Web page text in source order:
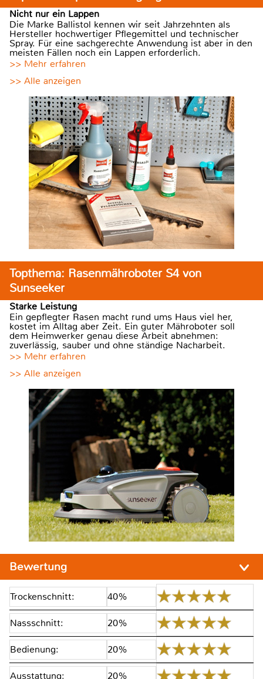
Nicht nur ein Lappen
Die Marke Ballistol kennen wir seit Jahrzehnten als
Hersteller hochwertiger Pflegemittel und technischer
Spray. Für eine sachgerechte Anwendung ist aber in den
meisten Fällen noch ein Lappen erforderlich.
>> Mehr erfahren
>> Alle anzeigen
Topthema: Rasenmähroboter S4 von
Sunseeker
Starke Leistung
Ein gepflegter Rasen macht rund ums Haus viel her,
kostet im Alltag aber Zeit. Ein guter Mähroboter soll
dem Heimwerker genau diese Arbeit abnehmen:
zuverlässig, sauber und ohne ständige Nacharbeit.
>> Mehr erfahren
>> Alle anzeigen
Bewertung
Trockenschnitt: 40%
Nassschnitt: 20%
Bedienung: 20%
Ausstattung: 20%